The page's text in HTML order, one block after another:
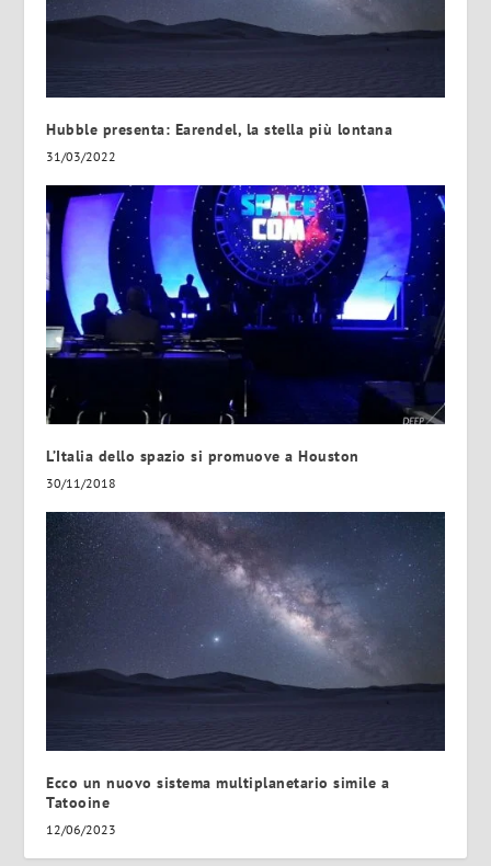
Hubble presenta: Earendel, la stella più lontana
31/03/2022
L’Italia dello spazio si promuove a Houston
30/11/2018
Ecco un nuovo sistema multiplanetario simile a
Tatooine
12/06/2023